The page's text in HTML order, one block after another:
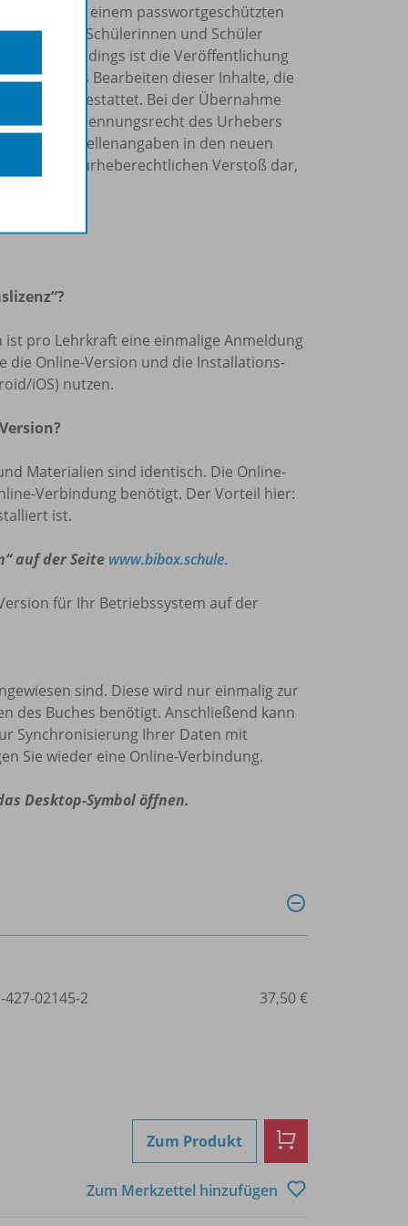
in einem passwortgeschützten
allein Ihre Schülerinnen und Schüler
Allerdings ist die Veröffentlichung
das Bearbeiten dieser Inhalte, die
nicht gestattet. Bei der Übernahme
Namensnennungsrecht des Urhebers
die Quellenangaben in den neuen
einen urheberechtlichen Verstoß dar,
pro Lehrkraft eine einmalige Anmeldung
die Online-Version und die Installations-
iOS) nutzen.
Materialien sind identisch. Die Online-
Verbindung benötigt. Der Vorteil hier:
ist.
auf der Seite www.bibox.schule.
für Ihr Betriebssystem auf der
sind. Diese wird nur einmalig zur
des Buches benötigt. Anschließend kann
Synchronisierung Ihrer Daten mit
Sie wieder eine Online-Verbindung.
Desktop-Symbol öffnen.
427-02145-2 37,50 €
Zum Produkt
Zum Merkzettel hinzufügen